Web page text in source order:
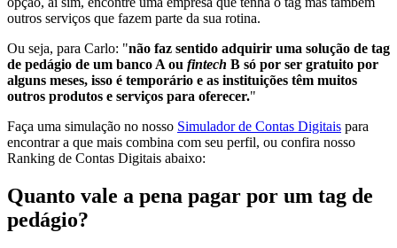
outros serviços que fazem parte da sua rotina.
Ou seja, para Carlo: "não faz sentido adquirir uma solução de tag
de pedágio de um banco A ou fintech B só por ser gratuito por
alguns meses, isso é temporário e as instituições têm muitos
outros produtos e serviços para oferecer."
Faça uma simulação no nosso Simulador de Contas Digitais para
encontrar a que mais combina com seu perfil, ou confira nosso
Ranking de Contas Digitais abaixo:
Quanto vale a pena pagar por um tag de
pedágio?